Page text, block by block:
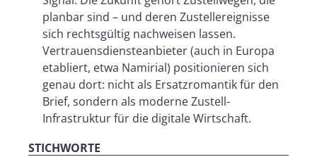
planbar sind – und deren Zustellereignisse
sich rechtsgültig nachweisen lassen.
Vertrauensdiensteanbieter (auch in Europa
etabliert, etwa Namirial) positionieren sich
genau dort: nicht als Ersatzromantik für den
Brief, sondern als moderne Zustell-
Infrastruktur für die digitale Wirtschaft.
STICHWORTE